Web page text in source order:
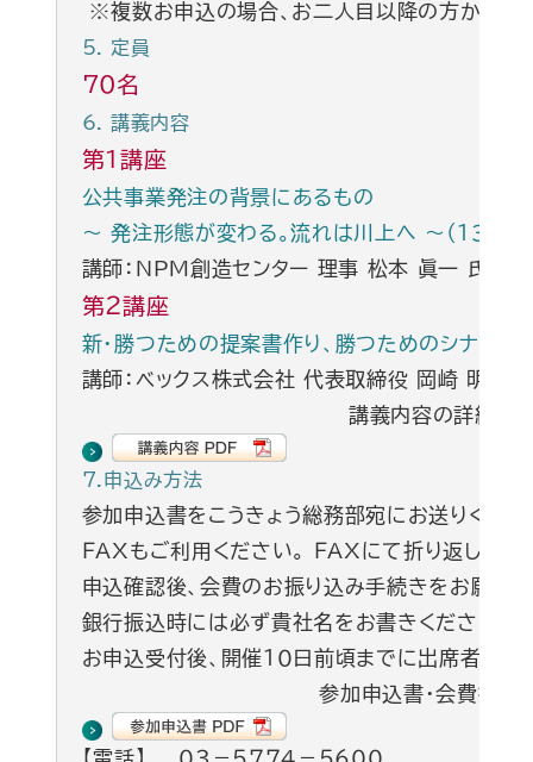
※複数お申込の場合、お二人目以降の方から
5. 定員
70名
6. 講義内容
第１講座
公共事業発注の背景にあるもの
～ 発注形態が変わる。流れは川上へ ～（１３：３０
講師：NPM創造センター 理事 松本 眞一 氏
第２講座
新・勝つための提案書作り、勝つためのシナリオ（１
講師：ベックス株式会社 代表取締役 岡崎 明晃
講義内容の詳細は
7.申込み方法
参加申込書をこうきょう総務部宛にお送りくださ
ＦＡＸもご利用ください。 ＦＡＸにて折り返し申
申込確認後、会費のお振り込み手続きをお願いい
銀行振込時には必ず貴社名をお書きください。
お申込受付後、開催１０日前頃までに出席者証、
参加申込書・会費振込
【電話】 ０３－５７７４－５６００